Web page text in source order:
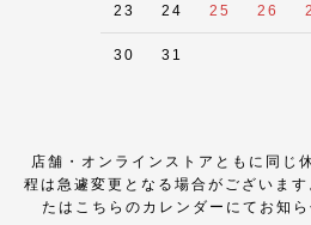
23 24 25 26
30 31
店舗・オンラインストアともに同じ
程は急遽変更となる場合がございます
たはこちらのカレンダーにてお知